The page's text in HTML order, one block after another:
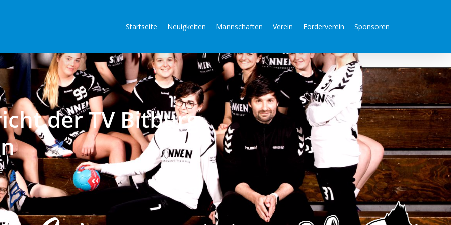
Startseite Neuigkeiten Mannschaften Verein Förderverein Sponsoren
der TV Bitburg